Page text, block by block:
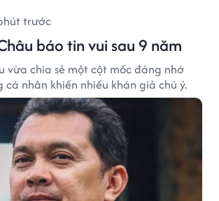
trước
báo tin vui sau 9 năm
vừa chia sẻ một cột mốc đáng nhớ
cá nhân khiến nhiều khán giả chú ý.